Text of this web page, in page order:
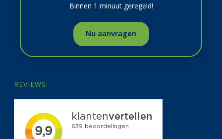
Binnen 1 minuut geregeld!
Nu aanvragen
REVIEWS: